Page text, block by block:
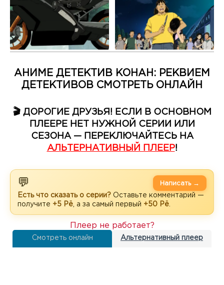
АНИМЕ ДЕТЕКТИВ КОНАН: РЕКВИЕМ
ДЕТЕКТИВОВ СМОТРЕТЬ ОНЛАЙН
🎬 ДОРОГИЕ ДРУЗЬЯ! ЕСЛИ В ОСНОВНОМ
ПЛЕЕРЕ НЕТ НУЖНОЙ СЕРИИ ИЛИ
СЕЗОНА — ПЕРЕКЛЮЧАЙТЕСЬ НА
АЛЬТЕРНАТИВНЫЙ ПЛЕЕР!
💬
Есть что сказать о серии? Оставьте комментарий —
получите +5 Рё , а за самый первый +50 Рё
Написать →
Смотреть онлайн Альтернативный плеер
Плеер не работает?